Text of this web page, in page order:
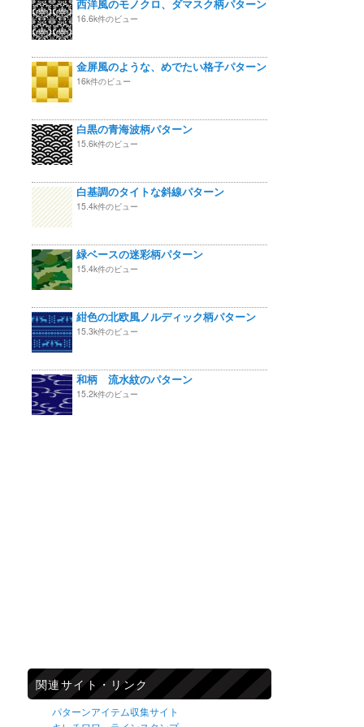
西洋風のモノクロ、ダマスク柄パターン
16.6k件のビュー
金屏風のような、めでたい格子パターン
16k件のビュー
白黒の青海波柄パターン
15.6k件のビュー
白基調のタイトな斜線パターン
15.4k件のビュー
緑ベースの迷彩柄パターン
15.4k件のビュー
紺色の北欧風ノルディック柄パターン
15.3k件のビュー
和柄 流水紋のパターン
15.2k件のビュー
関連サイト・リンク
パターンアイテム収集サイト